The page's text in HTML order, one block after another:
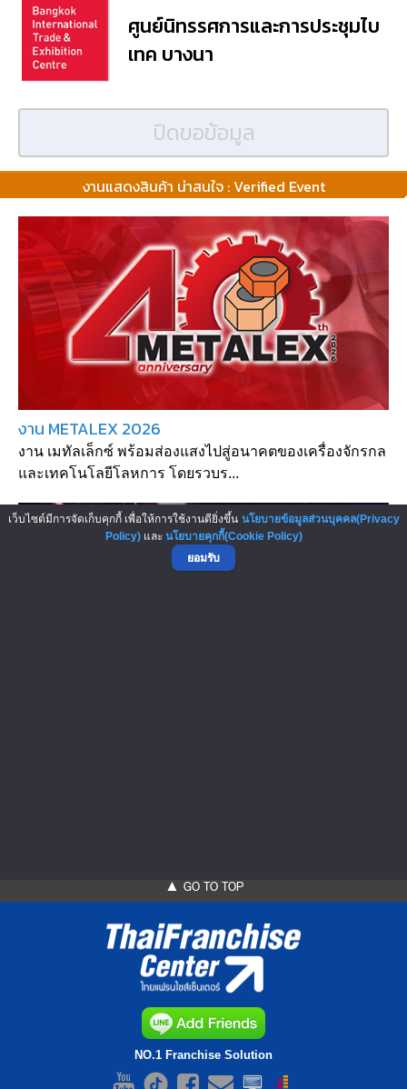
ศูนย์นิทรรศการและการประชุมไบ
เทค บางนา
ปิดขอข้อมูล
งานแสดงสินค้า น่าสนใจ : Verified Event
งาน METALEX 2026
งาน เมทัลเล็กซ์ พร้อมส่องแสงไปสู่อนาคตของเครื่องจักรกล
และเทคโนโลยีโลหการ โดยรวบร...
▲ GO TO TOP
NO.1 Franchise Solution
เว็บไซต์มีการจัดเก็บคุกกี้ เพื่อให้การใช้งานดียิ่งขึ้น นโยบายข้อมูลส่วนบุคคล(Privacy
Policy)และ นโยบายคุกกี้(Cookie Policy)
ยอมรับ